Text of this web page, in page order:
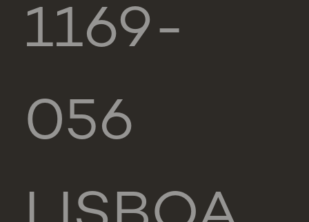
1169-
056